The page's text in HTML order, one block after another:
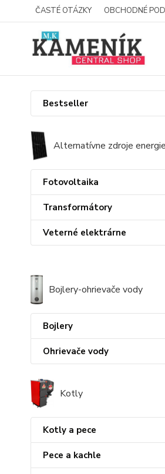
ČASTÉ OTÁZKY OBCHODNÉ
Bestseller
Alternatívne zdroje energie
Fotovoltaika
Transformátory
Veterné elektrárne
Bojlery-ohrievače vody
Bojlery
Ohrievače vody
Kotly
Kotly a pece
Pece a kachle